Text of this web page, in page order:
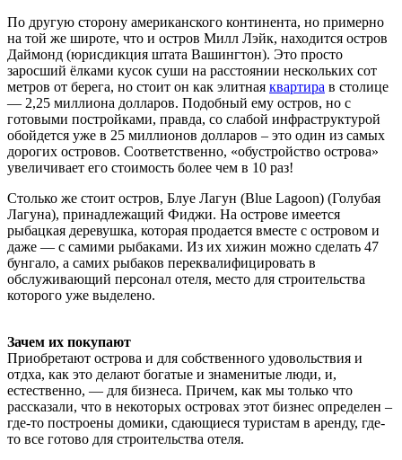
По другую сторону американского континента, но примерно
на той же широте, что и остров Милл Лэйк, находится остров
Даймонд (юрисдикция штата Вашингтон). Это просто
заросший ёлками кусок суши на расстоянии нескольких сот
метров от берега, но стоит он как элитная квартира в столице
— 2,25 миллиона долларов. Подобный ему остров, но с
готовыми постройками, правда, со слабой инфраструктурой
обойдется уже в 25 миллионов долларов – это один из самых
дорогих островов. Соответственно, «обустройство острова»
увеличивает его стоимость более чем в 10 раз!
Столько же стоит остров, Блуе Лагун (Blue Lagoon) (Голубая
Лагуна), принадлежащий Фиджи. На острове имеется
рыбацкая деревушка, которая продается вместе с островом и
даже — с самими рыбаками. Из их хижин можно сделать 47
бунгало, а самих рыбаков переквалифицировать в
обслуживающий персонал отеля, место для строительства
которого уже выделено.
Зачем их покупают
Приобретают острова и для собственного удовольствия и
отдха, как это делают богатые и знаменитые люди, и,
естественно, — для бизнеса. Причем, как мы только что
рассказали, что в некоторых островах этот бизнес определен –
где-то построены домики, сдающиеся туристам в аренду, где-
то все готово для строительства отеля.